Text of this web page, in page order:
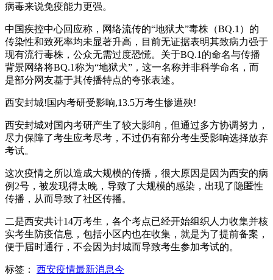
病毒来说免疫能力更强。
中国疾控中心回应称，网络流传的“地狱犬”毒株（BQ.1）的
传染性和致死率均未显著升高，目前无证据表明其致病力强于
现有流行毒株，公众无需过度恐慌。关于BQ.1的命名与传播
背景网络将BQ.1称为“地狱犬”，这一名称并非科学命名，而
是部分网友基于其传播特点的夸张表述。
西安封城!国内考研受影响,13.5万考生惨遭殃!
西安封城对国内考研产生了较大影响，但通过多方协调努力，
尽力保障了考生应考尽考，不过仍有部分考生受影响选择放弃
考试。
这次疫情之所以造成大规模的传播，很大原因是因为西安的病
例2号，被发现得太晚，导致了大规模的感染，出现了隐匿性
传播，从而导致了社区传播。
二是西安共计14万考生，各个考点已经开始组织人力收集并核
实考生防疫信息，包括小区内也在收集，就是为了提前备案，
便于届时通行，不会因为封城而导致考生参加考试的。
标签： 西安疫情最新消息今